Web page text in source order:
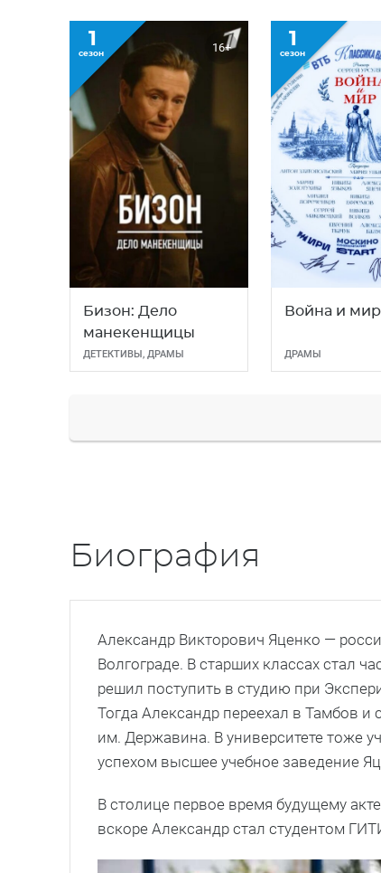
1
сезон 16+
Бизон: Дело
манекенщицы
ДЕТЕКТИВЫ, ДРАМЫ
1
сезон
Война и мир
ДРАМЫ
Биография
Александр Викторович Яценко —
Волгограде. В старших классах стал
решил поступить в студию при
Тогда Александр переехал в Тамбов и
им. Державина. В университете тоже
успехом высшее учебное заведение
В столице первое время будущему
вскоре Александр стал студентом